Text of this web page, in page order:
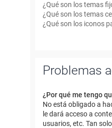
¿Qué son los temas
¿Qué son los temas
¿Qué son los iconos
Problemas
¿Por qué me tengo
No está obligado a
le dará acceso a
usuarios, etc. Tan